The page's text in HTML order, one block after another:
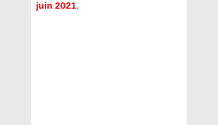
juin 2021.